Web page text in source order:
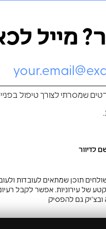
מייל
שמסרתי לצורך טיפול
.
תוכן שמתאים לעובדות
של עירוניות. אפשר לקבל
גם להפסיק